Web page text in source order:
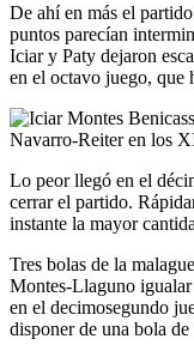
De ahí en más el
puntos parecían
Iciar y Paty dejaron
en el octavo juego, que
Lo peor llegó en el
cerrar el partido.
instante la mayor
Tres bolas de la
Montes-Llaguno
en el decimosegundo
disponer de una bola de